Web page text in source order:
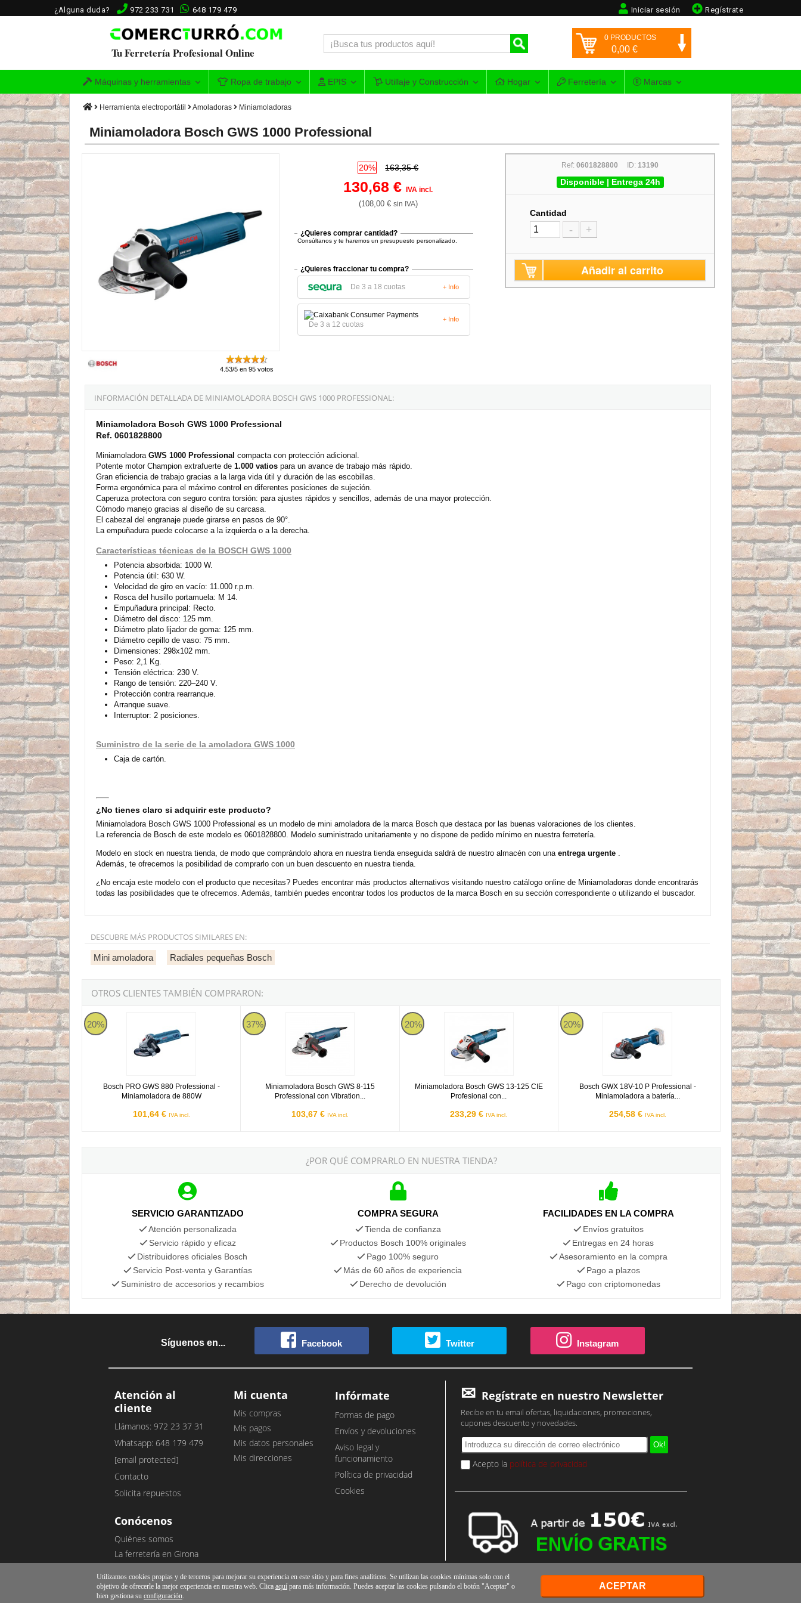
¿Alguna duda? 972 233 731 648 179 479 Regístrate
Iniciar sesión
Tu Ferretería Profesional Online
0 PRODUCTOS
0,00 €
Máquinas y herramientas Ropa de trabajo EPIS Utillaje y Construcción Hogar Ferretería Marcas
Herramienta electroportátil Amoladoras Miniamoladoras
Miniamoladora Bosch GWS 1000 Professional
4.53/5 en 95 votos
20% 163,35 €
130,68 €IVA incl.
(108,00 € sin IVA)
¿Quieres comprar cantidad?
Consúltanos y te haremos un presupuesto personalizado.
¿Quieres fraccionar tu compra?
De 3 a 18 cuotas + Info
De 3 a 12 cuotas
+ Info
Ref:0601828800 ID: 13190
Disponible | Entrega 24h
Cantidad
- +
Añadir al carrito
INFORMACIÓN DETALLADA DE MINIAMOLADORA BOSCH GWS 1000 PROFESSIONAL:
Miniamoladora Bosch GWS 1000 Professional
Ref. 0601828800
Miniamoladora GWS 1000 Professional compacta con protección adicional.
Potente motor Champion extrafuerte de 1.000 vatios para un avance de trabajo más rápido.
Gran eficiencia de trabajo gracias a la larga vida útil y duración de las escobillas.
Forma ergonómica para el máximo control en diferentes posiciones de sujeción.
Caperuza protectora con seguro contra torsión: para ajustes rápidos y sencillos, además de una mayor protección.
Cómodo manejo gracias al diseño de su carcasa.
El cabezal del engranaje puede girarse en pasos de 90°.
La empuñadura puede colocarse a la izquierda o a la derecha.
Características técnicas de la BOSCH GWS 1000
Potencia absorbida: 1000 W.
Potencia útil: 630 W.
Velocidad de giro en vacío: 11.000 r.p.m.
Rosca del husillo portamuela: M 14.
Empuñadura principal: Recto.
Diámetro del disco: 125 mm.
Diámetro plato lijador de goma: 125 mm.
Diámetro cepillo de vaso: 75 mm.
Dimensiones: 298x102 mm.
Peso: 2,1 Kg.
Tensión eléctrica: 230 V.
Rango de tensión: 220–240 V.
Protección contra rearranque.
Arranque suave.
Interruptor: 2 posiciones.
Suministro de la serie de la amoladora GWS 1000
Caja de cartón.
¿No tienes claro si adquirir este producto?
Miniamoladora Bosch GWS 1000 Professional es un modelo de mini amoladora de la marca Bosch que destaca por las buenas valoraciones de los clientes.
La referencia de Bosch de este modelo es 0601828800. Modelo suministrado unitariamente y no dispone de pedido mínimo en nuestra ferretería.
Modelo en stock en nuestra tienda, de modo que comprándolo ahora en nuestra tienda enseguida saldrá de nuestro almacén con una entrega urgente
Además, te ofrecemos la posibilidad de comprarlo con un buen descuento en nuestra tienda.
¿No encaja este modelo con el producto que necesitas? Puedes encontrar más productos alternativos visitando nuestro catálogo online de Miniamoladoras donde encontrarás
todas las posibilidades que te ofrecemos. Además, también puedes encontrar todos los productos de la marca Bosch en su sección correspondiente o utilizando el buscador.
DESCUBRE MÁS PRODUCTOS SIMILARES EN:
Mini amoladora Radiales pequeñas Bosch
OTROS CLIENTES TAMBIÉN COMPRARON:
20%
Bosch PRO GWS 880 Professional -
Miniamoladora de 880W
101,64 € IVA incl.
Bosch PRO GWS 880 Professional - Miniamoladora de 880W
37%
Miniamoladora Bosch GWS 8-115
Professional con Vibration...
103,67 € IVA incl.
Miniamoladora Bosch GWS 8-115 Professional con Vibration Control + Maletín - 800W 115Ø
20%
Miniamoladora Bosch GWS 13-125 CIE
Profesional con...
233,29 € IVA incl.
Miniamoladora Bosch GWS 13-125 CIE Profesional con velocidad regulable y maletín
20%
Bosch GWX 18V-10 P Professional -
Miniamoladora a batería...
254,58 € IVA incl.
Bosch GWX 18V-10 P Professional - Miniamoladora a
¿POR QUÉ COMPRARLO EN NUESTRA TIENDA?
SERVICIO GARANTIZADO
Atención personalizada
Servicio rápido y eficaz
Distribuidores oficiales Bosch
Servicio Post-venta y Garantías
Suministro de accesorios y recambios
COMPRA SEGURA
Tienda de confianza
Productos Bosch 100% originales
Pago 100% seguro
Más de 60 años de experiencia
Derecho de devolución
FACILIDADES EN LA COMPRA
Envíos gratuitos
Entregas en 24 horas
Asesoramiento en la compra
Pago a plazos
Pago con criptomonedas
Síguenos en... Facebook Twitter Instagram
Atención al
cliente
Llámanos: 972 23 37 31
Whatsapp: 648 179 479
[email protected]
Contacto
Solicita repuestos
Conócenos
Quiénes somos
La ferretería en Girona
Opiniones de clientes
Mi cuenta
Mis compras
Mis pagos
Mis datos personales
Mis direcciones
Infórmate
Formas de pago
Envíos y devoluciones
Aviso legal y
funcionamiento
Política de privacidad
Cookies
Regístrate en nuestro Newsletter
Recibe en tu email ofertas, liquidaciones, promociones,
cupones descuento y novedades.
Acepto la política de privacidad
Utilizamos cookies propias y de terceros para mejorar su experiencia en este sitio y para fines analíticos. Se utilizan las cookies mínimas solo con el
objetivo de ofrecerle la mejor experiencia en nuestra web. Clica aquípara más información. Puedes aceptar las cookies pulsando el botón "Aceptar" o
bien gestiona su configuración.
ACEPTAR